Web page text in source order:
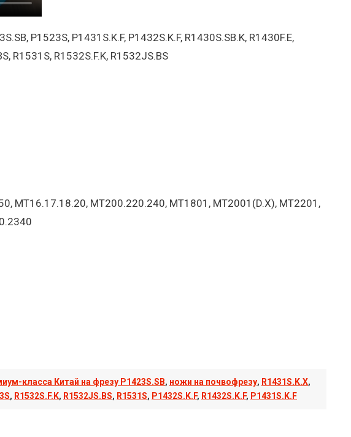
P1523S, P1431S.K.F, P1432S.K.F, R1430S.SB.K, R1430F.E,
R1531S, R1532S.F.K, R1532JS.BS
MT16.17.18.20, MT200.220.240, MT1801, MT2001(D.X), MT2201,
класса Китай на фрезу P1423S.SB, ножи на почвофрезу, R1431S.K.X,
, R1532S.F.K, R1532JS.BS, R1531S, P1432S.K.F, R1432S.K.F, P1431S.K.F